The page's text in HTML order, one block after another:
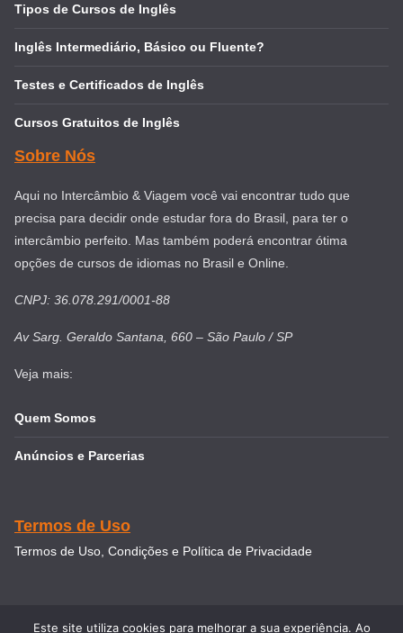
Tipos de Cursos de Inglês
Inglês Intermediário, Básico ou Fluente?
Testes e Certificados de Inglês
Cursos Gratuitos de Inglês
Sobre Nós
Aqui no Intercâmbio & Viagem você vai encontrar tudo que
precisa para decidir onde estudar fora do Brasil, para ter o
intercâmbio perfeito. Mas também poderá encontrar ótima
opções de cursos de idiomas no Brasil e Online.
CNPJ: 36.078.291/0001-88
Av Sarg. Geraldo Santana, 660 – São Paulo / SP
Veja mais:
Quem Somos
Anúncios e Parcerias
Termos de Uso
Termos de Uso, Condições e Política de Privacidade
Este site utiliza cookies para melhorar a sua experiência. Ao